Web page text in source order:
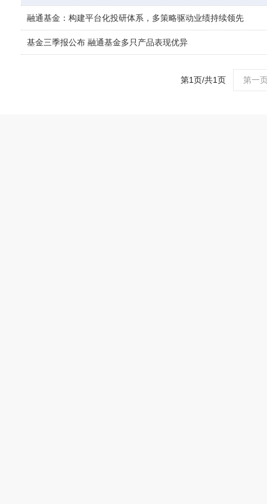
融通基金：构建平台化投研体系，多策略驱动业绩持续领先
基金三季报公布 融通基金多只产品表现优异
第1页/共1页 第一